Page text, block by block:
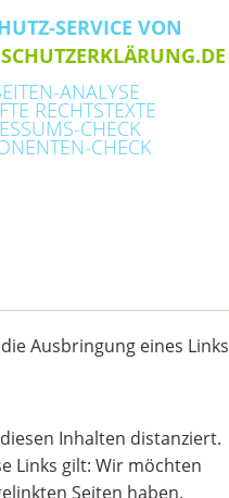
SERVICE VON
ANALYSE
RECHTSTEXTE
CHECK
CHECK
Ausbringung eines Links
Inhalten distanziert.
Links gilt: Wir möchten
Seiten haben.